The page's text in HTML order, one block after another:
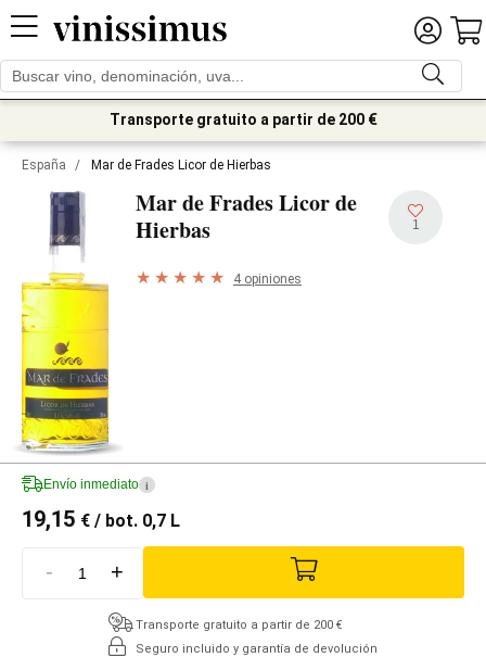
Transporte gratuito a partir de 200 €
España / Mar de Frades Licor de Hierbas
Mar de Frades Licor de
Hierbas
1
4 opiniones
Envío inmediato i
19,15 € / bot. 0,7 L
- +
Transporte gratuito a partir de 200 €
Seguro incluido y garantía de devolución